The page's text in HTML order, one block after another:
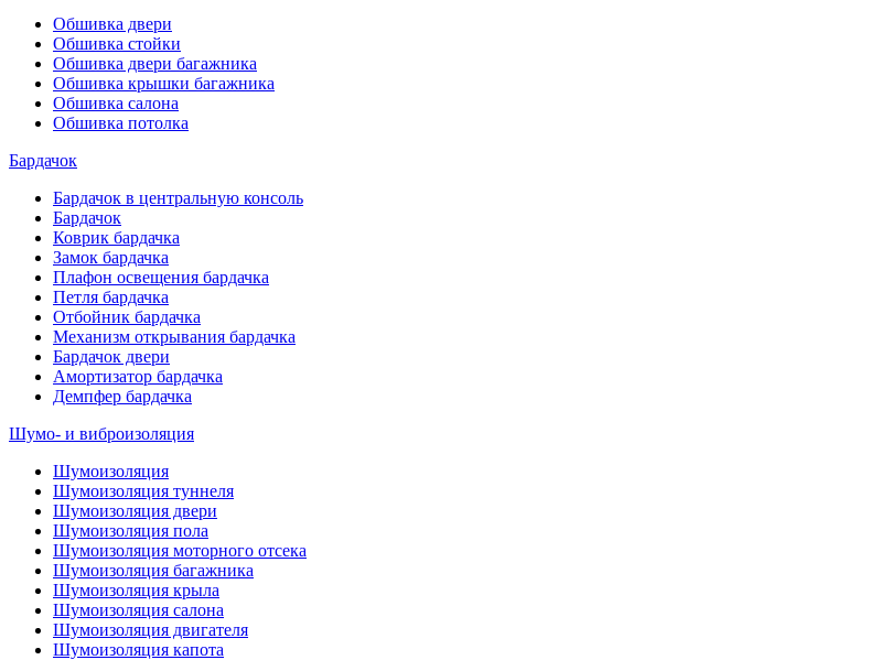
Обшивка двери
Обшивка стойки
Обшивка двери багажника
Обшивка крышки багажника
Обшивка салона
Обшивка потолка
Бардачок
Бардачок в центральную консоль
Бардачок
Коврик бардачка
Замок бардачка
Плафон освещения бардачка
Петля бардачка
Отбойник бардачка
Механизм открывания бардачка
Бардачок двери
Амортизатор бардачка
Демпфер бардачка
Шумо- и виброизоляция
Шумоизоляция
Шумоизоляция туннеля
Шумоизоляция двери
Шумоизоляция пола
Шумоизоляция моторного отсека
Шумоизоляция багажника
Шумоизоляция крыла
Шумоизоляция салона
Шумоизоляция двигателя
Шумоизоляция капота